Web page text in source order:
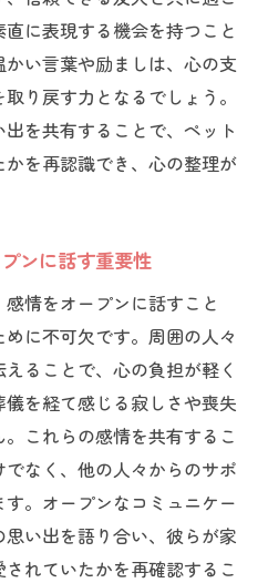
に表現する機会を持つこと
い言葉や励ましは、心の支
り戻す力となるでしょう。
を共有することで、ペット
を再認識でき、心の整理が
ンに話す重要性
情をオープンに話すこと
に不可欠です。周囲の人々
ることで、心の負担が軽く
を経て感じる寂しさや喪失
これらの感情を共有するこ
なく、他の人々からのサポ
。オープンなコミュニケー
い出を語り合い、彼らが家
れていたかを再確認するこ